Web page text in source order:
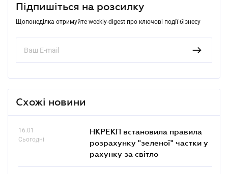
Підпишіться на розсилку
Щопонеділка отримуйте weekly-digest про ключові події бізнесу
Схожі новини
16.01
Сьогодні
НКРЕКП встановила правила
розрахунку "зеленої" частки у
рахунку за світло